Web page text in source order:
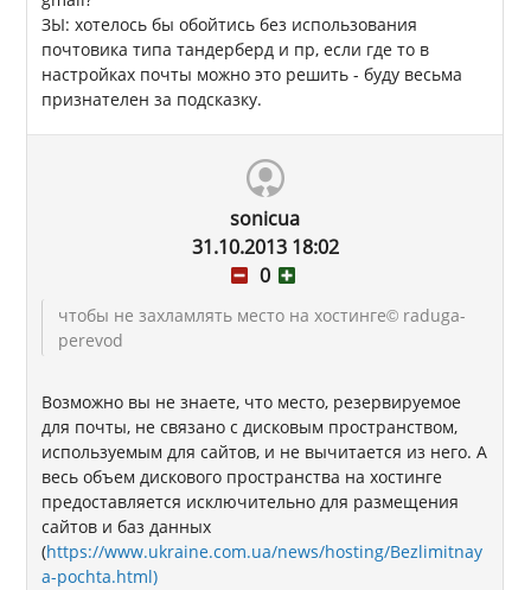
ЗЫ: хотелось бы обойтись без использования
почтовика типа тандерберд и пр, если где то в
настройках почты можно это решить - буду весьма
признателен за подсказку.
sonicua
31.10.2013 18:02
0
чтобы не захламлять место на хостинге© raduga-
perevod
Возможно вы не знаете, что место, резервируемое
для почты, не связано с дисковым пространством,
используемым для сайтов, и не вычитается из него. А
весь объем дискового пространства на хостинге
предоставляется исключительно для размещения
сайтов и баз данных
(https://www.ukraine.com.ua/news/hosting/Bezlimitnay
a-pochta.html)